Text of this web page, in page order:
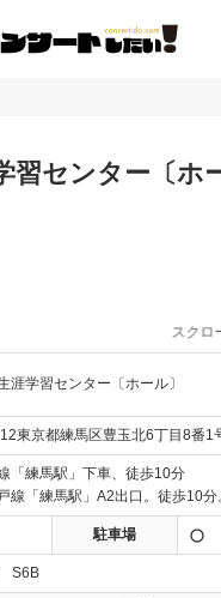
習センター〔ホ
スクロ
涯学習センター〔ホール〕
東京都練馬区豊玉北6丁目8番1
「練馬駅」下車、徒歩10分
線「練馬駅」A2出口。徒歩10分
駐車場
S6B